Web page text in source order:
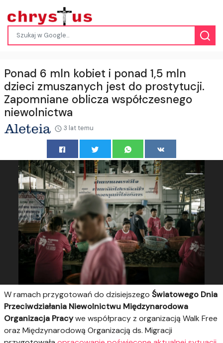
Ponad 6 mln kobiet i ponad 1,5 mln
dzieci zmuszanych jest do prostytucji.
Zapomniane oblicza współczesnego
niewolnictwa
3 lat temu
W ramach przygotowań do dzisiejszego Światowego Dnia
Przeciwdziałania Niewolnictwu Międzynarodowa
Organizacja Pracywe współpracy z organizacją Walk Free
oraz Międzynarodową Organizacją ds. Migracji